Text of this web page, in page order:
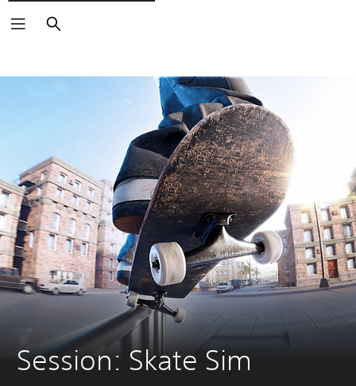
Buscar
Session: Skate Sim